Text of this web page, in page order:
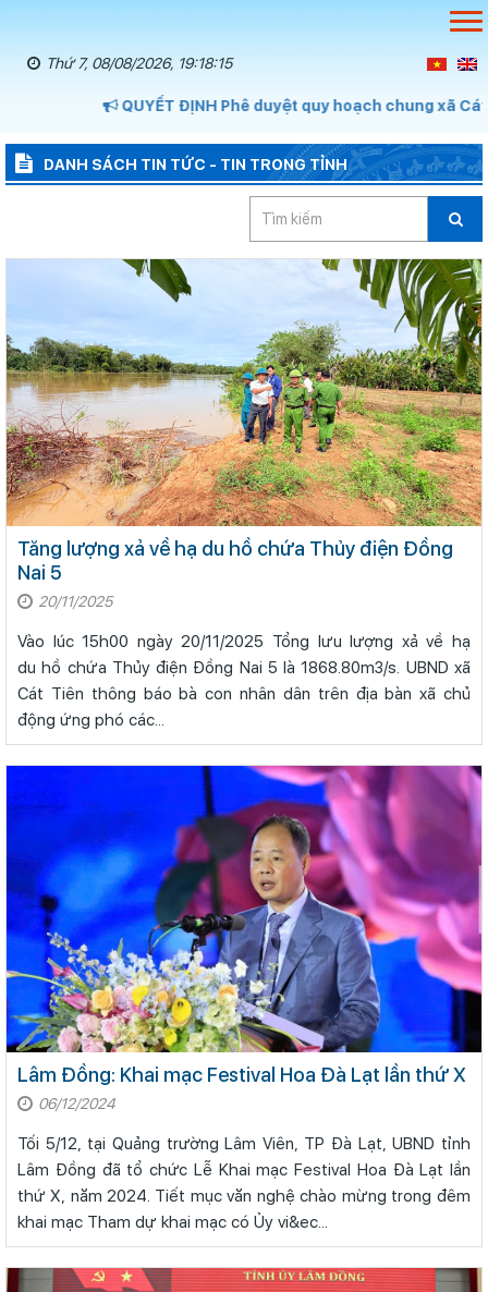
Thứ 7, 08/08/2026, 19:18:16
QUYẾT ĐỊNH Phê duyệt quy hoạch chung xã Cát
DANH SÁCH TIN TỨC - TIN TRONG TỈNH
Tăng lượng xả về hạ du hồ chứa Thủy điện Đồng
Nai 5
20/11/2025
Vào lúc 15h00 ngày 20/11/2025 Tổng lưu lượng xả về hạ
du hồ chứa Thủy điện Đồng Nai 5 là 1868.80m3/s. UBND xã
Cát Tiên thông báo bà con nhân dân trên địa bàn xã chủ
động ứng phó các...
Lâm Đồng: Khai mạc Festival Hoa Đà Lạt lần thứ X
06/12/2024
Tối 5/12, tại Quảng trường Lâm Viên, TP Đà Lạt, UBND tỉnh
Lâm Đồng đã tổ chức Lễ Khai mạc Festival Hoa Đà Lạt lần
thứ X, năm 2024. Tiết mục văn nghệ chào mừng trong đêm
khai mạc Tham dự khai mạc có Ủy vi&ec...